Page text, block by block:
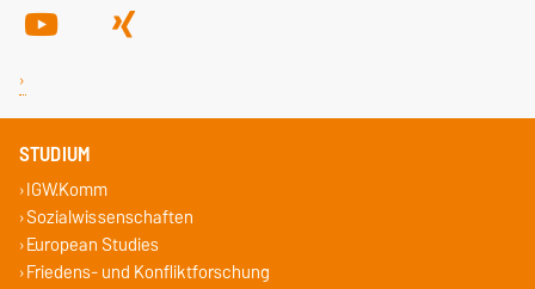
STUDIUM
IGW.Komm
Sozialwissenschaften
European Studies
Friedens- und Konfliktforschung